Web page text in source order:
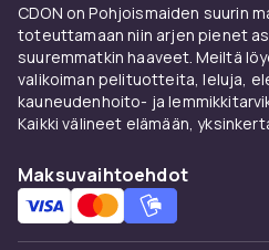
CDON on Pohjoismaiden suurin
toteuttamaan niin arjen pienet
suuremmatkin haaveet. Meiltä
valikoiman pelituotteita, leluja,
kauneudenhoito- ja
Kaikki välineet elämään,
Maksuvaihtoehdot